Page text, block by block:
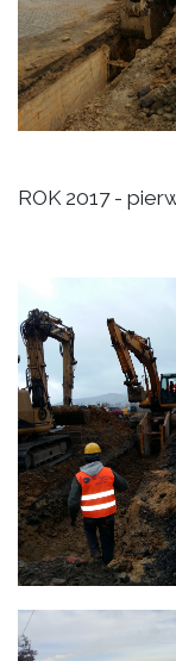
ROK 2017 -